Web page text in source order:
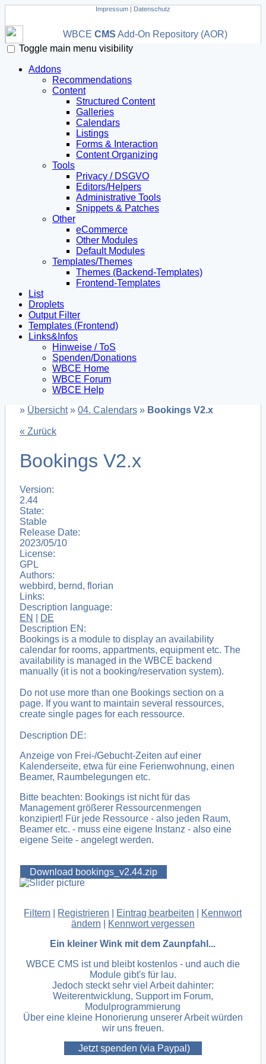
Impressum | Datenschutz
WBCE CMS Add-On Repository (AOR)
Toggle main menu visibility
Addons
Recommendations
Content
Structured Content
Galleries
Calendars
Listings
Forms & Interaction
Content Organizing
Tools
Privacy / DSGVO
Editors/Helpers
Administrative Tools
Snippets & Patches
Other
eCommerce
Other Modules
Default Modules
Templates/Themes
Themes (Backend-Templates)
Frontend-Templates
List
Droplets
Output Filter
Templates (Frontend)
Links&Infos
Hinweise / ToS
Spenden/Donations
WBCE Home
WBCE Forum
WBCE Help
» Übersicht» 04. Calendars» Bookings V2.x
« Zurück
Bookings V2.x
Version:
2.44
State:
Stable
Release Date:
2023/05/10
License:
GPL
Authors:
webbird, bernd, florian
Links:
Description language:
EN
DE
Description EN:
Bookings is a module to display an availability
calendar for rooms, appartments, equipment etc. The
availability is managed in the WBCE backend
manually (it is not a booking/reservation system).
Do not use more than one Bookings section on a
page. If you want to maintain several ressources,
create single pages for each ressource.
Description DE:
Anzeige von Frei-/Gebucht-Zeiten auf einer
Kalenderseite, etwa für eine Ferienwohnung, einen
Beamer, Raumbelegungen etc.
Bitte beachten: Bookings ist nicht für das
Management größerer Ressourcenmengen
konzipiert! Für jede Ressource - also jeden Raum,
Beamer etc. - muss eine eigene Instanz - also eine
eigene Seite - angelegt werden.
Download bookings_v2.44.zip
Filtern Registrieren Eintrag bearbeiten
Kennwort
ändern
Kennwort vergessen
Ein kleiner Wink mit dem Zaunpfahl...
WBCE CMS ist und bleibt kostenlos - und auch die
Module gibt's für lau.
Jedoch steckt sehr viel Arbeit dahinter:
Weiterentwicklung, Support im Forum,
Modulprogrammierung
Über eine kleine Honorierung unserer Arbeit würden
wir uns freuen.
Jetzt spenden (via Paypal)